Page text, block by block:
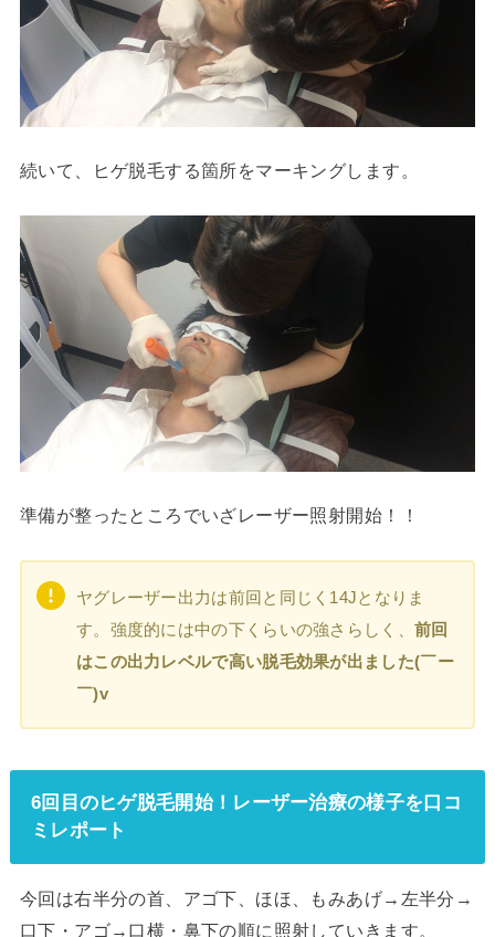
続いて、ヒゲ脱毛する箇所をマーキングします。
準備が整ったところでいざレーザー照射開始！！
ヤグレーザー出力は前回と同じく14Jとなりま
す。強度的には中の下くらいの強さらしく、 前回
はこの出力レベルで高い脱毛効果が出ました(￣ー
￣)v
6回目のヒゲ脱毛開始！レーザー治療の様子を口コ
ミレポート
今回は右半分の首、アゴ下、ほほ、もみあげ→左半分→
口下・アゴ→口横・鼻下の順に照射していきます。